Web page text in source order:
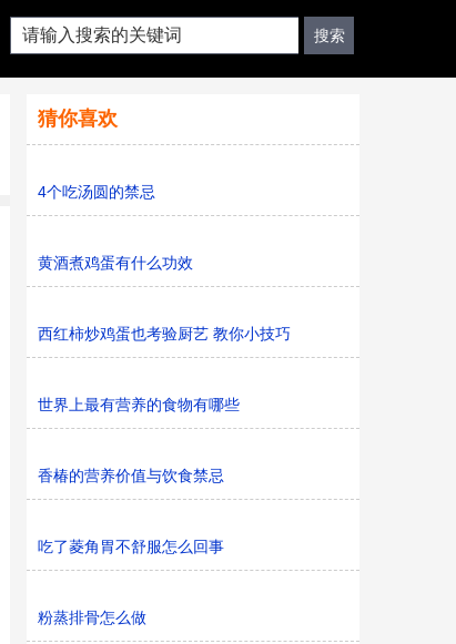
猜你喜欢
4个吃汤圆的禁忌
黄酒煮鸡蛋有什么功效
西红柿炒鸡蛋也考验厨艺 教你小技巧
世界上最有营养的食物有哪些
香椿的营养价值与饮食禁忌
吃了菱角胃不舒服怎么回事
粉蒸排骨怎么做